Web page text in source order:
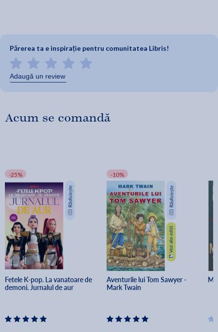
Părerea ta e inspirație pentru comunitatea Libris!
Adaugă un review
Acum se comandă
-25%
Fetele K-pop. La vanatoare de
demoni. Jurnalul de aur
-10%
Aventurile lui Tom Sawyer -
Mark Twain